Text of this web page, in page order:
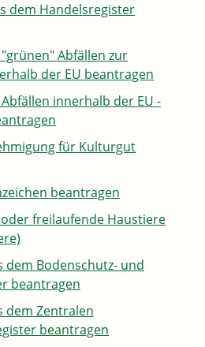
dem Handelsregister
Abfällen zur
der EU beantragen
innerhalb der EU -
für Kulturgut
beantragen
freilaufende Haustiere
dem Bodenschutz- und
beantragen
dem Zentralen
beantragen